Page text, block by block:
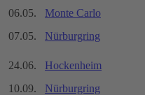
06.05.
Monte Carlo
07.05.
Nürburgring
24.06.
Hockenheim
10.09.
Nürburgring